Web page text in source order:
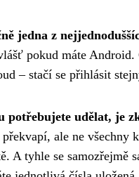
jedna z
pokud máte
– stačí se přihlásit
potřebujete udělat, je
ale ne všechny
A tyhle se samozřejmě